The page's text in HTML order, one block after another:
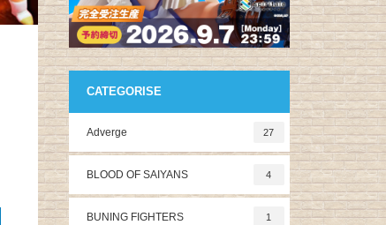
CATEGORISE
Adverge 27
BLOOD OF SAIYANS 4
BUNING FIGHTERS 1